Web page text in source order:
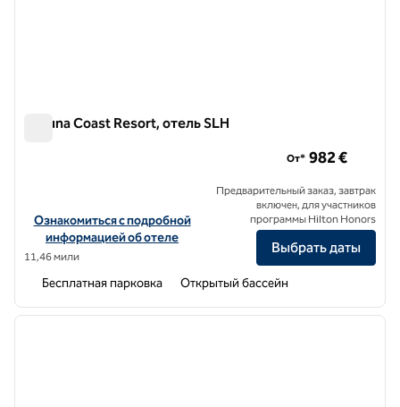
Laguna Coast Resort, отель SLH
Посмотреть информацию об отеле Laguna Coast Resort, SLH
Ознакомиться с подробной
информацией об отеле
11,46 мили
От* 982 €
Предварительный заказ, завтрак
включен, для участников
программы Hilton Honors
Выбрать даты
Бесплатная парковка Открытый бассейн
1 из 7